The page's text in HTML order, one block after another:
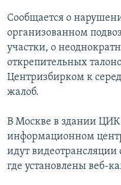
Сообщается о
организованном
участки, о
открепительных
Центризбирком к
жалоб.
В Москве в здании
информационном
идут видеотрансляции
где установлены веб-